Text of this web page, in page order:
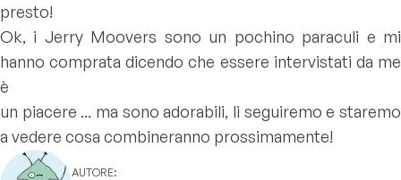
presto!
Ok, i Jerry Moovers sono un pochino paraculi e mi
hanno comprata dicendo che essere intervistati da me
è
un piacere ... ma sono adorabili, li seguiremo e staremo
a vedere cosa combineranno prossimamente!
AUTORE: